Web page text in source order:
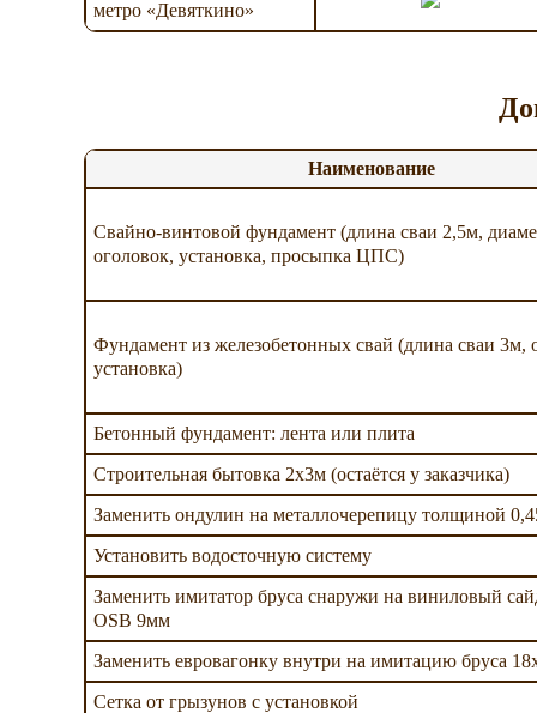
метро «Девяткино»
Наименование
Свайно-винтовой фундамент (длина сваи 2,5м,
оголовок, установка, просыпка ЦПС)
Фундамент из железобетонных свай (длина сваи 3м,
установка)
Бетонный фундамент: лента или плита
Строительная бытовка 2х3м (остаётся у заказчика)
Заменить ондулин на металлочерепицу толщиной
Установить водосточную систему
Заменить имитатор бруса снаружи на виниловый
OSB 9мм
Заменить евровагонку внутри на имитацию бруса
Сетка от грызунов с установкой